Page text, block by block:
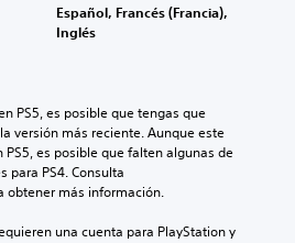
Español, Francés (Francia),
Inglés
PS5, es posible que tengas que
versión más reciente. Aunque este
es posible que falten algunas de
para PS4. Consulta
obtener más información.
una cuenta para PlayStation y